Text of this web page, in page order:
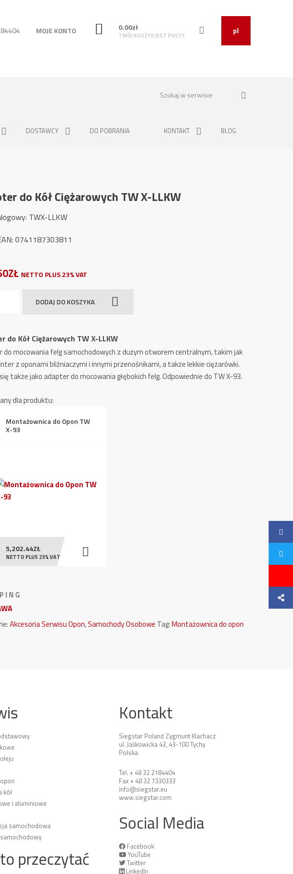
MOJE KONTO pl
0.00zł
TWÓJ KOSZYK JEST PUSTY
DOSTAWCY DO POBRANIA KONTAKT BLOG
do Kół Ciężarowych TW X-LLKW
TWX-LLKW
0741187303811
NETTO PLUS 23% VAT
DODAJ DO KOSZYKA
do Kół Ciężarowych TW X-LLKW
do mocowania felg samochodowych z dużym otworem centralnym, takim jak
z oponami bliźniaczymi i innymi przenośnikami, a także lekkie ciężarówki.
także jako adapter do mocowania głębokich felg. Odpowiednie do TW X-93.
dla produktu:
Montażownica do Opon TW
X-93
5,202.44ZŁ
NETTO PLUS 23% VAT
I N G
Akcesoria Serwisu Opon,Samochody Osobowe Tag:Montażownica do opon
kół
i aluminiowe
samochodowa
przeczytać
Kontakt
Siegstar Poland Zygmunt Klachacz
ul. Jaśkowicka 43, 43-100 Tychy
Polska
Tel. + 48 32 2184404
Fax + 48 32 7330333
info@siegstar.eu
www.siegstar.com
Social Media
Facebook
YouTube
Twitter
LinkedIn